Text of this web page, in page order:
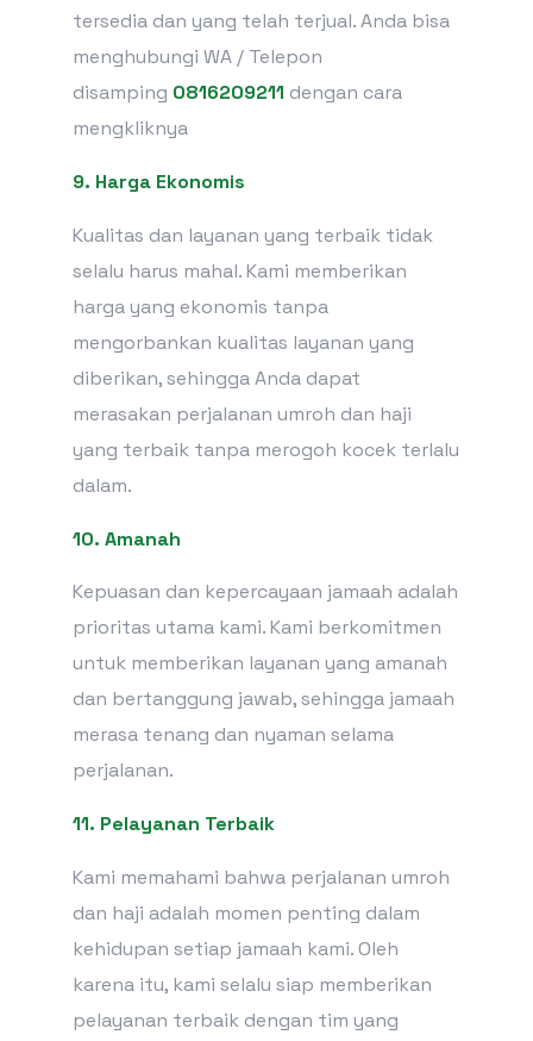
tersedia dan yang telah terjual. Anda bisa
menghubungi WA / Telepon
disamping 0816209211 dengan cara
mengkliknya
9. Harga Ekonomis
Kualitas dan layanan yang terbaik tidak
selalu harus mahal. Kami memberikan
harga yang ekonomis tanpa
mengorbankan kualitas layanan yang
diberikan, sehingga Anda dapat
merasakan perjalanan umroh dan haji
yang terbaik tanpa merogoh kocek terlalu
dalam.
10. Amanah
Kepuasan dan kepercayaan jamaah adalah
prioritas utama kami. Kami berkomitmen
untuk memberikan layanan yang amanah
dan bertanggung jawab, sehingga jamaah
merasa tenang dan nyaman selama
perjalanan.
11. Pelayanan Terbaik
Kami memahami bahwa perjalanan umroh
dan haji adalah momen penting dalam
kehidupan setiap jamaah kami. Oleh
karena itu, kami selalu siap memberikan
pelayanan terbaik dengan tim yang